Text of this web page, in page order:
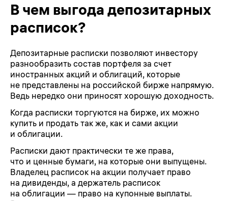
В чем выгода депозитарных
расписок?
Депозитарные расписки позволяют инвестору
разнообразить состав портфеля за счет
иностранных акций и облигаций, которые
не представлены на российской бирже напрямую.
Ведь нередко они приносят хорошую доходность.
Когда расписки торгуются на бирже, их можно
купить и продать так же, как и сами акции
и облигации.
Расписки дают практически те же права,
что и ценные бумаги, на которые они выпущены.
Владелец расписок на акции получает право
на дивиденды, а держатель расписок
на облигации — право на купонные выплаты.